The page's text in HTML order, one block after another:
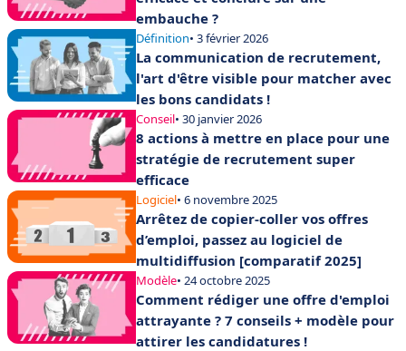
embauche ?
Définition• 3 février 2026
La communication de recrutement,
l'art d'être visible pour matcher avec
les bons candidats !
Conseil• 30 janvier 2026
8 actions à mettre en place pour une
stratégie de recrutement super
efficace
Logiciel• 6 novembre 2025
Arrêtez de copier-coller vos offres
d’emploi, passez au logiciel de
multidiffusion [comparatif 2025]
Modèle• 24 octobre 2025
Comment rédiger une offre d'emploi
attrayante ? 7 conseils + modèle pour
attirer les candidatures !